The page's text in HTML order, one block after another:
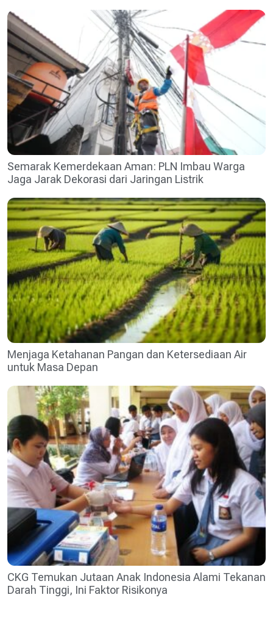
Semarak Kemerdekaan Aman: PLN Imbau Warga
Jaga Jarak Dekorasi dari Jaringan Listrik
Menjaga Ketahanan Pangan dan Ketersediaan Air
untuk Masa Depan
CKG Temukan Jutaan Anak Indonesia Alami Tekanan
Darah Tinggi, Ini Faktor Risikonya